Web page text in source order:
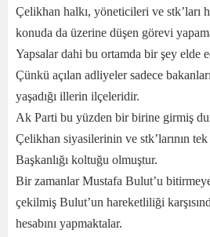
Çelikhan halkı, yöneticileri ve stk’ları
konuda da üzerine düşen görevi
Yapsalar dahi bu ortamda bir şey elde
Çünkü açılan adliyeler sadece
yaşadığı illerin ilçeleridir.
Ak Parti bu yüzden bir birine girmiş
Çelikhan siyasilerinin ve stk’larının
Başkanlığı koltuğu olmuştur.
Bir zamanlar Mustafa Bulut’u
çekilmiş Bulut’un hareketliliği
hesabını yapmaktalar.